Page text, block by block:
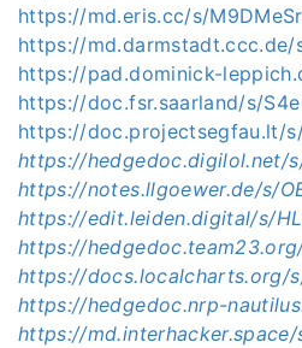
https://md.eris.cc/s/
https://md.darmstadt.ccc.de/
https://pad.dominick-
https://doc.fsr.saarland/s/
https://doc.projectsegfau.lt/
https://hedgedoc.digilol.net/
https://notes.llgoewer.de/s/
https://edit.leiden.digital/s/
https://
https://docs.localcharts.org/
https://hedgedoc.nrp-
https://